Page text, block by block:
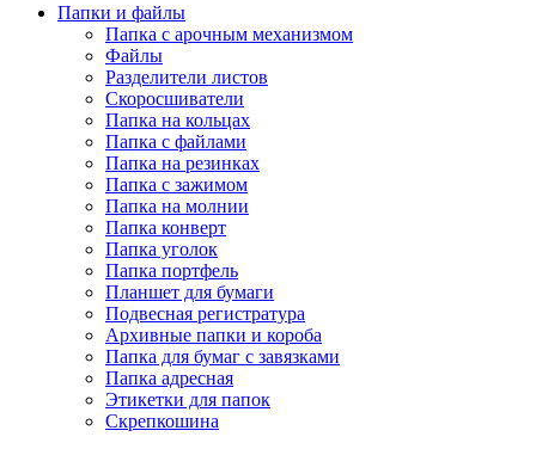
Папки и файлы
Папка с арочным механизмом
Файлы
Разделители листов
Скоросшиватели
Папка на кольцах
Папка с файлами
Папка на резинках
Папка с зажимом
Папка на молнии
Папка конверт
Папка уголок
Папка портфель
Планшет для бумаги
Подвесная регистратура
Архивные папки и короба
Папка для бумаг с завязками
Папка адресная
Этикетки для папок
Скрепкошина